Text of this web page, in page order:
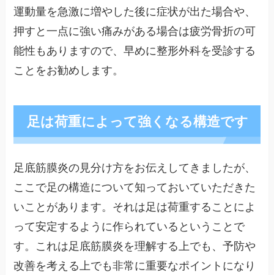
運動量を急激に増やした後に症状が出た場合や、
押すと一点に強い痛みがある場合は疲労骨折の可
能性もありますので、早めに整形外科を受診する
ことをお勧めします。
足は荷重によって強くなる構造です
足底筋膜炎の見分け方をお伝えしてきましたが、
ここで足の構造について知っておいていただきた
いことがあります。それは足は荷重することによ
って安定するように作られているということで
す。これは足底筋膜炎を理解する上でも、予防や
改善を考える上でも非常に重要なポイントになり